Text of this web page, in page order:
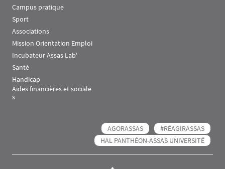
Campus pratique
Sport
Associations
Mission Orientation Emploi
Incubateur Assas Lab'
Santé
Handicap
Aides financières et sociale
s
AGORASSAS
#RÉAGIRASSAS
HAL PANTHÉON-ASSAS UNIVERSITÉ